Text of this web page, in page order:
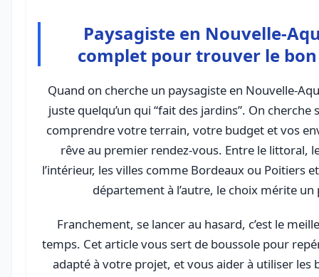
Paysagiste en Nouvelle-
complet pour trouver le
Quand on cherche un paysagiste en Nouvelle-
juste quelqu’un qui “fait des jardins”. On
comprendre votre terrain, votre budget et vos
rêve au premier rendez-vous. Entre le littoral,
l’intérieur, les villes comme Bordeaux ou Poitiers
département à l’autre, le choix mérite
Franchement, se lancer au hasard, c’est le
temps. Cet article vous sert de boussole pour
adapté à votre projet, et vous aider à utiliser les